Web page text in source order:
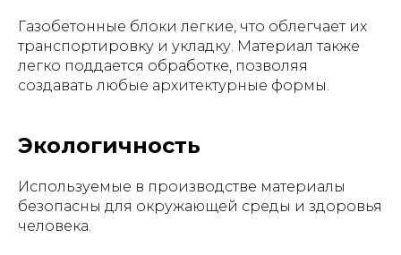
Газобетонные блоки легкие, что облегчает их
транспортировку и укладку. Материал также
легко поддается обработке, позволяя
создавать любые архитектурные формы.
Экологичность
Используемые в производстве материалы
безопасны для окружающей среды и здоровья
человека.